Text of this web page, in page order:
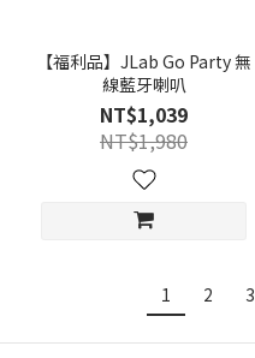
【福利品】JLab Go Party 無
線藍牙喇叭
NT$1,039
NT$1,980
1 2 3